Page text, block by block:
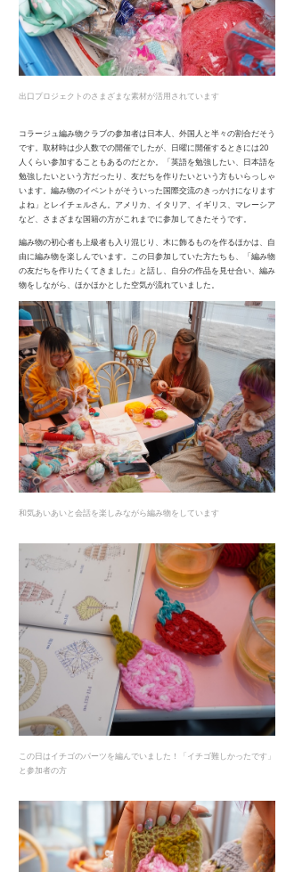
出口プロジェクトのさまざまな素材が活用されています
コラージュ編み物クラブの参加者は日本人、外国人と半々の割合だそう
です。取材時は少人数での開催でしたが、日曜に開催するときには20
人くらい参加することもあるのだとか。「英語を勉強したい、日本語を
勉強したいという方だったり、友だちを作りたいという方もいらっしゃ
います。編み物のイベントがそういった国際交流のきっかけになります
よね」とレイチェルさん。アメリカ、イタリア、イギリス、マレーシア
など、さまざまな国籍の方がこれまでに参加してきたそうです。
編み物の初心者も上級者も入り混じり、木に飾るものを作るほかは、自
由に編み物を楽しんでいます。この日参加していた方たちも、「編み物
の友だちを作りたくてきました」と話し、自分の作品を見せ合い、編み
物をしながら、ほかほかとした空気が流れていました。
和気あいあいと会話を楽しみながら編み物をしています
この日はイチゴのパーツを編んでいました！「イチゴ難しかったです」
と参加者の方